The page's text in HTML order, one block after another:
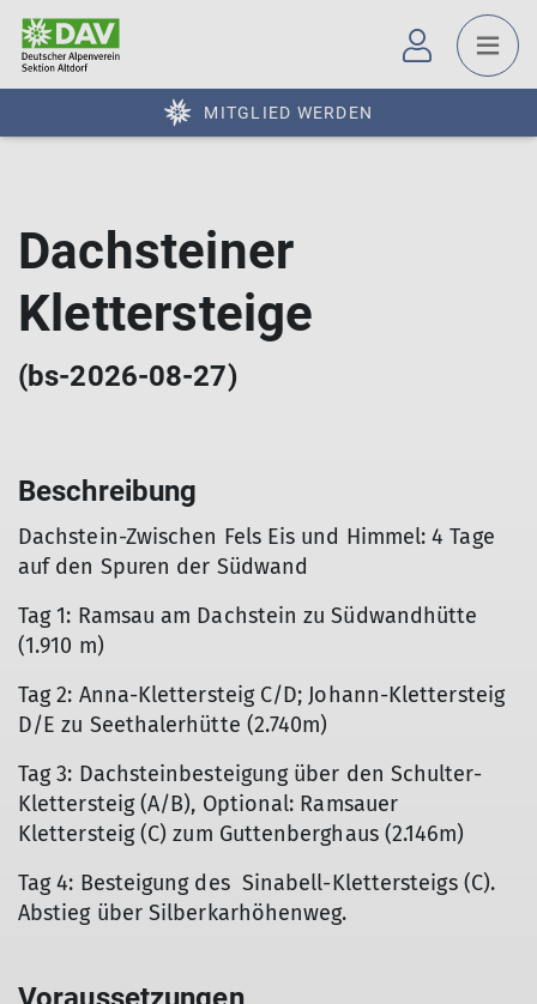
MITGLIED WERDEN
Dachsteiner
Klettersteige
(bs-2026-08-27)
Beschreibung
Dachstein-Zwischen Fels Eis und Himmel: 4 Tage
auf den Spuren der Südwand
Tag 1: Ramsau am Dachstein zu Südwandhütte
(1.910 m)
Tag 2: Anna-Klettersteig C/D; Johann-Klettersteig
D/E zu Seethalerhütte (2.740m)
Tag 3: Dachsteinbesteigung über den Schulter-
Klettersteig (A/B), Optional: Ramsauer
Klettersteig (C) zum Guttenberghaus (2.146m)
Tag 4: Besteigung des Sinabell-Klettersteigs (C).
Abstieg über Silberkarhöhenweg.